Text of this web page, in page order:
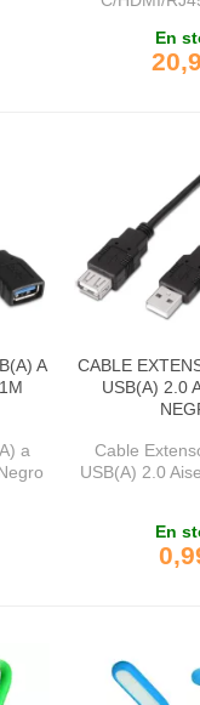
En
A
a
CABLE
USB(A) 2.0
Cable
USB(A) 2.0
En